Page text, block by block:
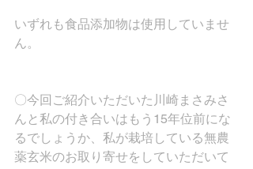
いずれも食品添加物は使用していませ
ん。
〇今回ご紹介いただいた川崎まさみさ
んと私の付き合いはもう15年位前にな
るでしょうか、私が栽培している無農
薬玄米のお取り寄せをしていただいて